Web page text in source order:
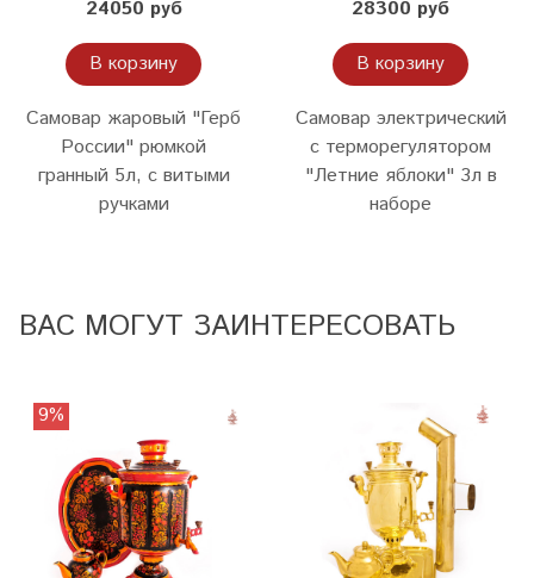
24050 руб
В корзину
Самовар жаровый "Герб
России" рюмкой
гранный 5л, с витыми
ручками
28300 руб
В корзину
Самовар электрический
с терморегулятором
"Летние яблоки" 3л в
наборе
ВАС МОГУТ ЗАИНТЕРЕСОВАТЬ
9%